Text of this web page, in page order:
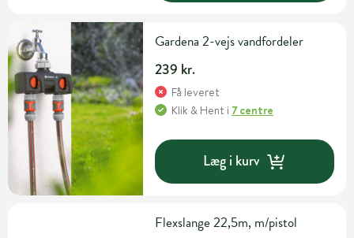
Gardena 2-vejs vandfordeler
239 kr.
Få leveret
Klik & Hent i 7 centre
Læg i kurv
Flexslange 22,5m, m/pistol